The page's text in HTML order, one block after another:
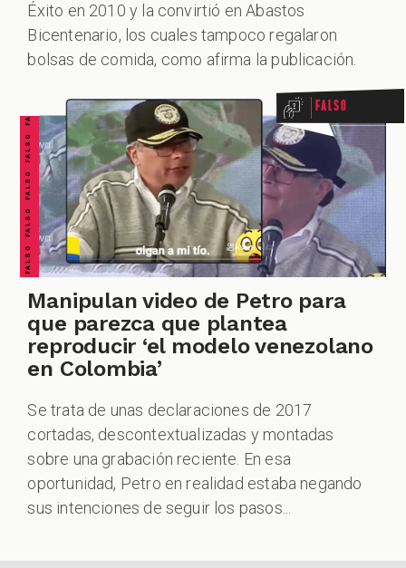
Éxito en 2010 y la convirtió en Abastos
Bicentenario, los cuales tampoco regalaron
bolsas de comida, como afirma la publicación.
FALSO FALSO FALSO FALSO FALSO FALSO FALSO Falso
Manipulan video de Petro para
que parezca que plantea
reproducir ‘el modelo venezolano
en Colombia’
Se trata de unas declaraciones de 2017
cortadas, descontextualizadas y montadas
sobre una grabación reciente. En esa
oportunidad, Petro en realidad estaba negando
sus intenciones de seguir los pasos...